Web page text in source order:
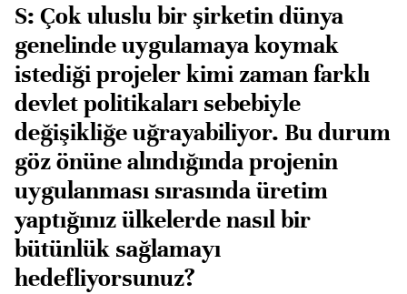
S: Çok uluslu bir şirketin dünya
genelinde uygulamaya koymak
istediği projeler kimi zaman farklı
devlet politikaları sebebiyle
değişikliğe uğrayabiliyor. Bu durum
göz önüne alındığında projenin
uygulanması sırasında üretim
yaptığınız ülkelerde nasıl bir
bütünlük sağlamayı
hedefliyorsunuz?